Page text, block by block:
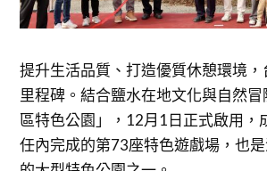
提升生活品質、打造優質休憩環境
里程碑。結合鹽水在地文化與自然
區特色公園」，12月1日正式啟用，
任內完成的第73座特色遊戲場，也